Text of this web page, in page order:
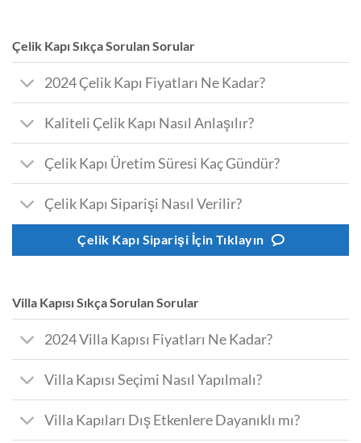
Çelik Kapı Sıkça Sorulan Sorular
2024 Çelik Kapı Fiyatları Ne Kadar?
Kaliteli Çelik Kapı Nasıl Anlaşılır?
Çelik Kapı Üretim Süresi Kaç Gündür?
Çelik Kapı Siparişi Nasıl Verilir?
Çelik Kapı Siparişi İçin Tıklayın
Villa Kapısı Sıkça Sorulan Sorular
2024 Villa Kapısı Fiyatları Ne Kadar?
Villa Kapısı Seçimi Nasıl Yapılmalı?
Villa Kapıları Dış Etkenlere Dayanıklı mı?